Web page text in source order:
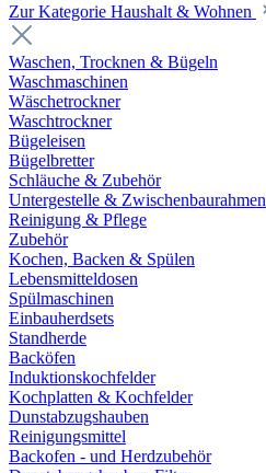
Zur Kategorie Haushalt & Wohnen
Waschen, Trocknen & Bügeln
Waschmaschinen
Wäschetrockner
Waschtrockner
Bügeleisen
Bügelbretter
Schläuche & Zubehör
Untergestelle & Zwischenbaurahmen
Reinigung & Pflege
Zubehör
Kochen, Backen & Spülen
Lebensmitteldosen
Spülmaschinen
Einbauherdsets
Standherde
Backöfen
Induktionskochfelder
Kochplatten & Kochfelder
Dunstabzugshauben
Reinigungsmittel
Backofen - und Herdzubehör